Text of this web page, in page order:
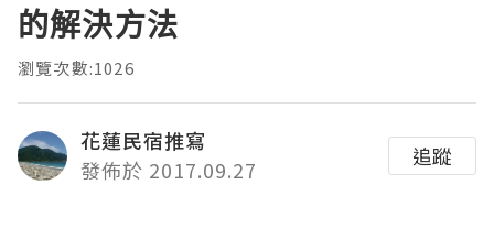
的解決方法
瀏覽次數:1026
花蓮民宿推寫
發佈於 2017.09.27
追蹤